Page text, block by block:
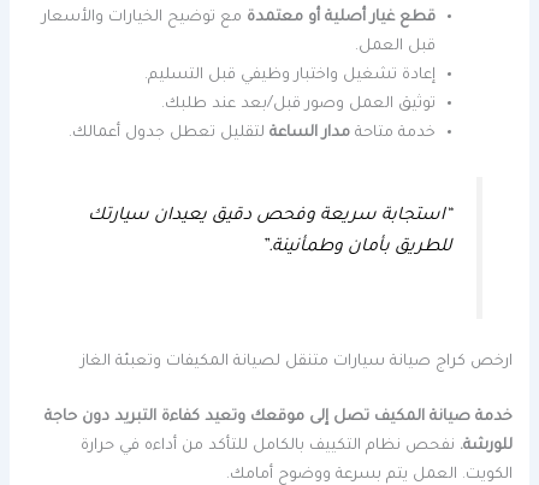
قطع غيار أصلية أو معتمدة مع توضيح الخيارات والأسعار
قبل العمل.
إعادة تشغيل واختبار وظيفي قبل التسليم.
توثيق العمل وصور قبل/بعد عند طلبك.
خدمة متاحةمدار الساعة لتقليل تعطل جدول أعمالك.
“استجابة سريعة وفحص دقيق يعيدان سيارتك
للطريق بأمان وطمأنينة.”
ارخص كراج صيانة سيارات متنقل لصيانة المكيفات وتعبئة الغاز
خدمة صيانة المكيف تصل إلى موقعك وتعيد كفاءة التبريد دون حاجة
للورشة. نفحص نظام التكييف بالكامل للتأكد من أداءه في حرارة
الكويت. العمل يتم بسرعة ووضوح أمامك.